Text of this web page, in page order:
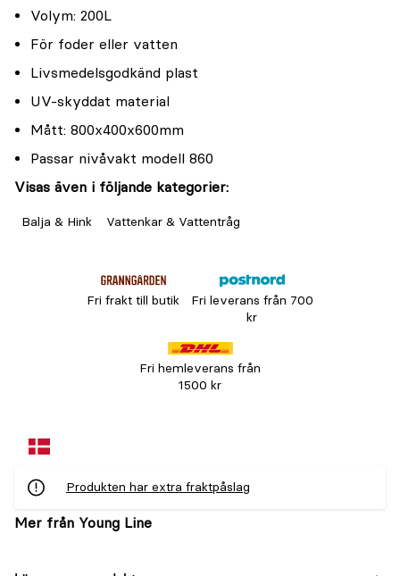
Volym: 200L
För foder eller vatten
Livsmedelsgodkänd plast
UV-skyddat material
Mått: 800x400x600mm
Passar nivåvakt modell 860
Visas även i följande kategorier:
Balja & Hink Vattenkar & Vattentråg
Fri frakt till butik
Fri leverans från 700
kr
Fri hemleverans från
1500 kr
Produkten har extra fraktpåslag
Mer från Young Line